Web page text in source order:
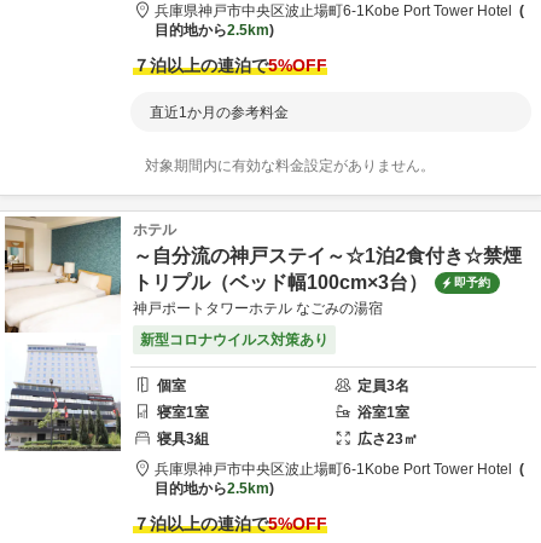
兵庫県神戸市中央区波止場町6-1 Kobe Port Tower Hotel
目的地から2.5km
７泊以上の連泊で5%OFF
直近1か月の参考料金
対象期間内に有効な料金設定がありません。
ホテル
～自分流の神戸ステイ～☆1泊2食付き☆禁煙
トリプル（ベッド幅100cm×3台）
即予約
神戸ポートタワーホテル なごみの湯宿
新型コロナウイルス対策あり
個室 定員3名
寝室1室 浴室1室
寝具3組 広さ23㎡
兵庫県神戸市中央区波止場町6-1 Kobe Port Tower Hotel
目的地から2.5km
７泊以上の連泊で5%OFF